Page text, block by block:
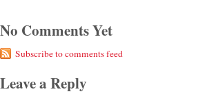
No Comments Yet
Subscribe to comments feed
Leave a Reply